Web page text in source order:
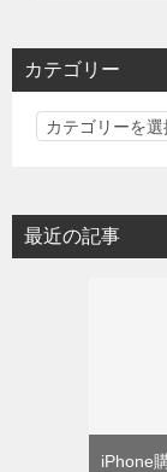
カテゴリー
カ
リ
ー
最近の記事
iPhone